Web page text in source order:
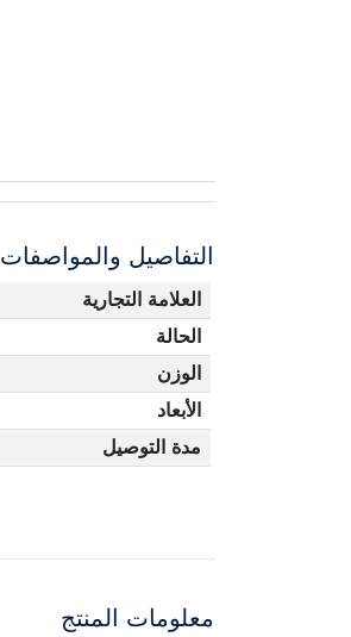
التفاصيل والمواصفات
العلامة التجارية
الحالة
الوزن
الأبعاد
مدة التوصيل
معلومات المنتج